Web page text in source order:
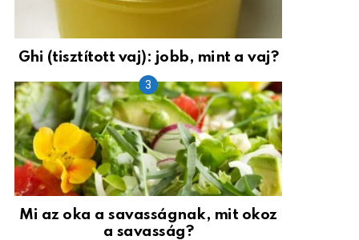
Ghi (tisztított vaj): jobb, mint a vaj?
Mi az oka a savasságnak, mit okoz
a savasság?